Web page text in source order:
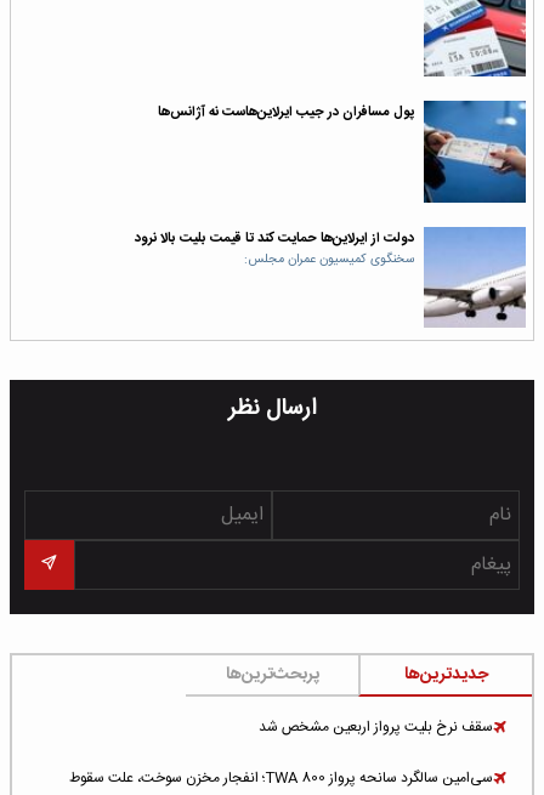
پول مسافران در جیب ایرلاین‌هاست نه آژانس‌ها
دولت از ایرلاین‌ها حمایت کند تا قیمت‌ بلیت بالا نرود
سخنگوی کمیسیون عمران مجلس:
ارسال نظر
جدیدترین‌ها پربحث‌ترین‌ها
سقف نرخ بلیت پرواز اربعین مشخص شد
سی‌امین سالگرد سانحه پرواز TWA 800؛ انفجار مخزن سوخت، علت سقوط